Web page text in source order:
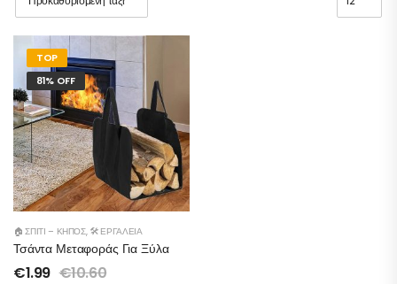
TOP
81% OFF
🏠 ΣΠΊΤΙ – ΚΉΠΟΣ, 🛠️ ΕΡΓΑΛΕΊΑ
Τσάντα Μεταφοράς Για Ξύλα
€1.99 €10.60